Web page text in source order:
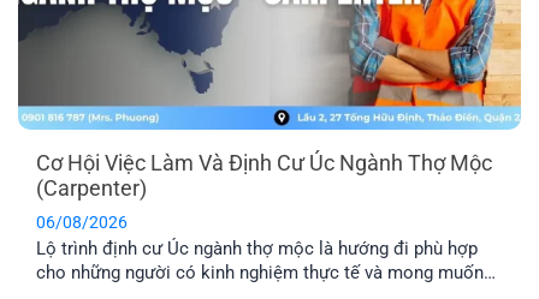
Cơ Hội Việc Làm Và Định Cư Úc Ngành Thợ Mộc
(Carpenter)
06/08/2026
Lộ trình định cư Úc ngành thợ mộc là hướng đi phù hợp
cho những người có kinh nghiệm thực tế và mong muốn